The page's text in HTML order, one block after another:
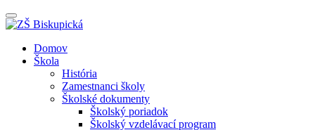
Prepínateľná
navigácia
Prejsť
Domov
Škola
História
Zamestnanci školy
Školské dokumenty
Školský poriadok
Školský vzdelávací program